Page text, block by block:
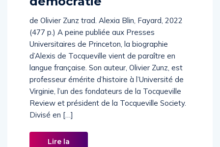
de Olivier Zunz trad. Alexia Blin, Fayard, 2022
(477 p.) A peine publiée aux Presses
Universitaires de Princeton, la biographie
d’Alexis de Tocqueville vient de paraître en
langue française. Son auteur, Olivier Zunz, est
professeur émérite d’histoire à l’Université de
Virginie, l’un des fondateurs de la Tocqueville
Review et président de la Tocqueville Society.
Divisé en […]
Lire la